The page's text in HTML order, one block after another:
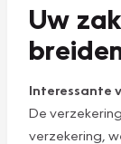
Uw
Interessante
De
verzekering,